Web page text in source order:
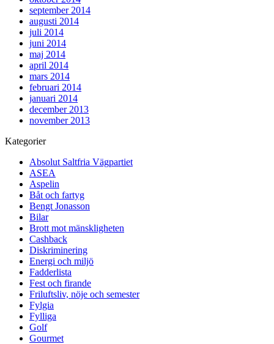
september 2014
augusti 2014
juli 2014
juni 2014
maj 2014
april 2014
mars 2014
februari 2014
januari 2014
december 2013
november 2013
Kategorier
Absolut Saltfria Vägpartiet
ASEA
Aspelin
Båt och fartyg
Bengt Jonasson
Bilar
Brott mot mänskligheten
Cashback
Diskriminering
Energi och miljö
Fadderlista
Fest och firande
Friluftsliv, nöje och semester
Fylgia
Fylliga
Golf
Gourmet